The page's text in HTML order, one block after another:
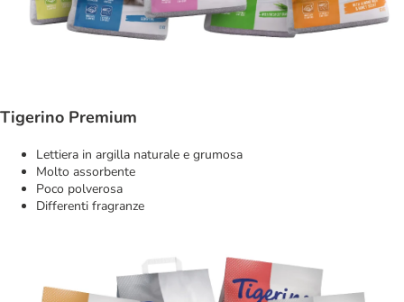
Tigerino Premium
Lettiera in argilla naturale e grumosa
Molto assorbente
Poco polverosa
Differenti fragranze